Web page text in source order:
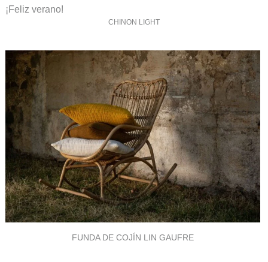
¡Feliz verano!
CHINON LIGHT
FUNDA DE COJÍN LIN GAUFRE